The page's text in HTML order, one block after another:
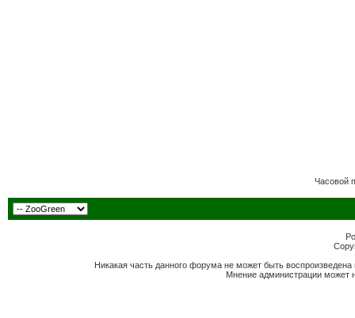
Часовой
Никакая часть данного форума не может быть
Мнение администрации может